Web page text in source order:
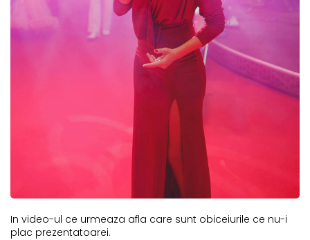
In video-ul ce urmeaza afla care sunt obiceiurile ce nu-i
plac prezentatoarei.